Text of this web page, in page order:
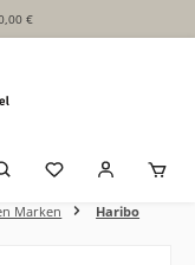
€
Marken Haribo